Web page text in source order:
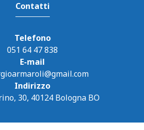
Contatti
Telefono
051 64 47 838
E-mail
Indirizzo
30, 40124 Bologna BO